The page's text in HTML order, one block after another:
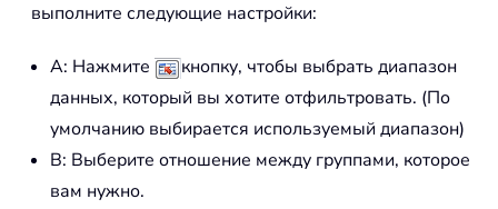
выполните следующие настройки:
A: Нажмите
кнопку, чтобы выбрать диапазон
данных, который вы хотите отфильтровать. (По
умолчанию выбирается используемый диапазон)
B: Выберите отношение между группами, которое
вам нужно.